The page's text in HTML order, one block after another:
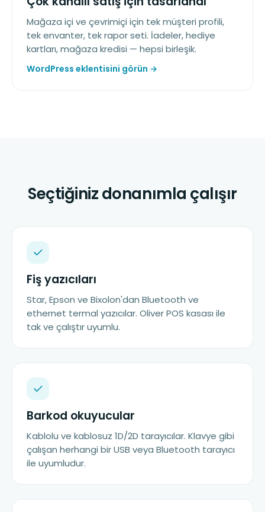
Mağaza içi ve çevrimiçi için tek müşteri profili,
tek envanter, tek rapor seti. İadeler, hediye
kartları, mağaza kredisi — hepsi birleşik.
WordPress eklentisini görün →
Seçtiğiniz donanımla çalışır
Fiş yazıcıları
Star, Epson ve Bixolon'dan Bluetooth ve
ethernet termal yazıcılar. Oliver POS kasası ile
tak ve çalıştır uyumlu.
Barkod okuyucular
Kablolu ve kablosuz 1D/2D tarayıcılar. Klavye gibi
çalışan herhangi bir USB veya Bluetooth tarayıcı
ile uyumludur.